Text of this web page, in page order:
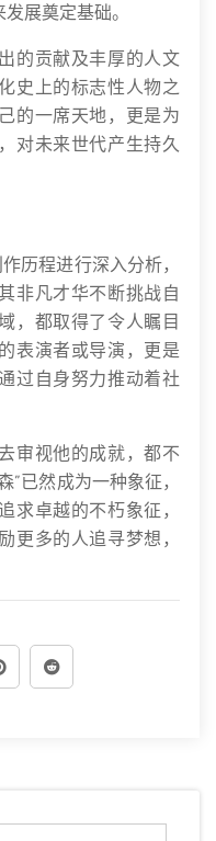
展奠定基础。
的贡献及丰厚的人文
史上的标志性人物之
的一席天地，更是为
对未来世代产生持久
历程进行深入分析，
非凡才华不断挑战自
，都取得了令人瞩目
表演者或导演，更是
过自身努力推动着社
审视他的成就，都不
”已然成为一种象征，
求卓越的不朽象征，
更多的人追寻梦想，